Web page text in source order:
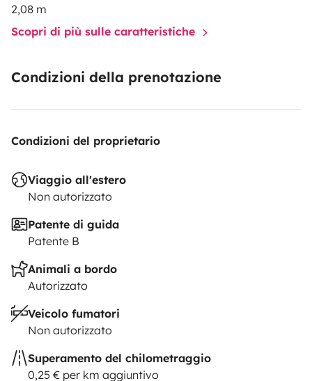
2,08 m
Scopri di più sulle caratteristiche
Condizioni della prenotazione
Condizioni del proprietario
Viaggio all'estero
Non autorizzato
Patente di guida
Patente B
Animali a bordo
Autorizzato
Veicolo fumatori
Non autorizzato
Superamento del chilometraggio
0,25 € per km aggiuntivo